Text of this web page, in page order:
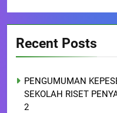
Recent Posts
PENGUMUMAN
SEKOLAH RISET
2